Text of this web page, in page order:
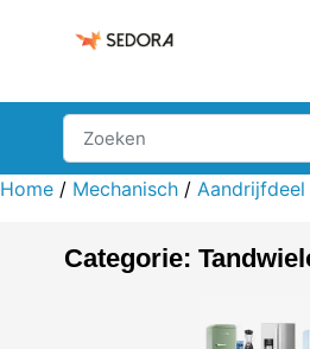
Home / Mechanisch / Aandrijfdeel
Categorie: